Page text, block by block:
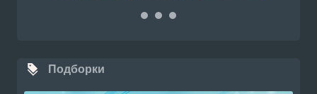
Подборки